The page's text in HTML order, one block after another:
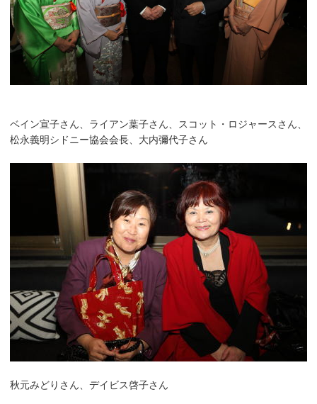
ベイン宣子さん、ライアン葉子さん、スコット・ロジャースさん、
松永義明シドニー協会会長、大内彌代子さん
秋元みどりさん、デイビス啓子さん